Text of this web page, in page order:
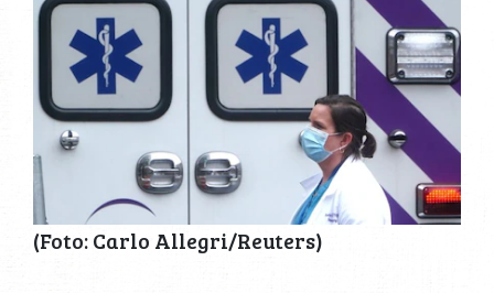
(Foto: Carlo Allegri/Reuters)